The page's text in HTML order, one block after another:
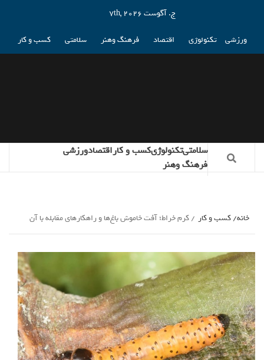
ج. آگوست 7th, 2026
ورزشی تکنولوژی اقتصاد فرهنگ وهنر سلامتی کسب و کار
سلامتیتکنولوژیکسب و کاراقتصادورزشی
فرهنگ وهنر
خانه کسب و کار کرم خراط؛ آفت خاموش باغ‌ها و راهکارهای مقابله با آن